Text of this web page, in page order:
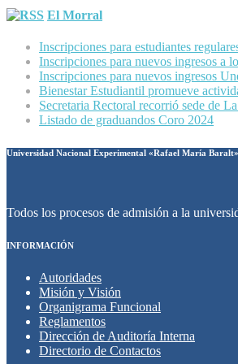
El Morral
Inscripciones para estudiantes
Inscripciones para nuevos ingresos a
Inscripciones para nuevos ingresos
Bienestar Estudiantil promueve
Secretaria Rectoral recorrió sede de
Listado de graduandos Coro 2024
Universidad Nacional Experimental «Rafael María Baralt»
Todos los procesos de admisión a la
INFORMACIÓN
Autoridades
Misión y Visión
Organigrama Funcional
Reglamentos
Dirección de Auditoría Interna
Directorio de Contactos